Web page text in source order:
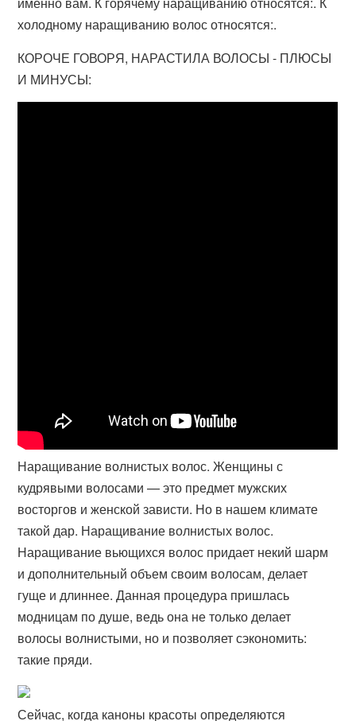
холодному наращиванию волос относятся:.
КОРОЧЕ ГОВОРЯ, НАРАСТИЛА ВОЛОСЫ - ПЛЮСЫ
И МИНУСЫ:
Наращивание волнистых волос. Женщины с
кудрявыми волосами — это предмет мужских
восторгов и женской зависти. Но в нашем климате
такой дар. Наращивание волнистых волос.
Наращивание вьющихся волос придает некий шарм
и дополнительный объем своим волосам, делает
гуще и длиннее. Данная процедура пришлась
модницам по душе, ведь она не только делает
волосы волнистыми, но и позволяет сэкономить:
такие пряди.
Сейчас, когда каноны красоты определяются